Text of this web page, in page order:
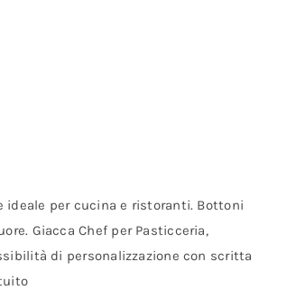
ideale per cucina e ristoranti. Bottoni
Giacca Chef per Pasticceria,
di personalizzazione con scritta